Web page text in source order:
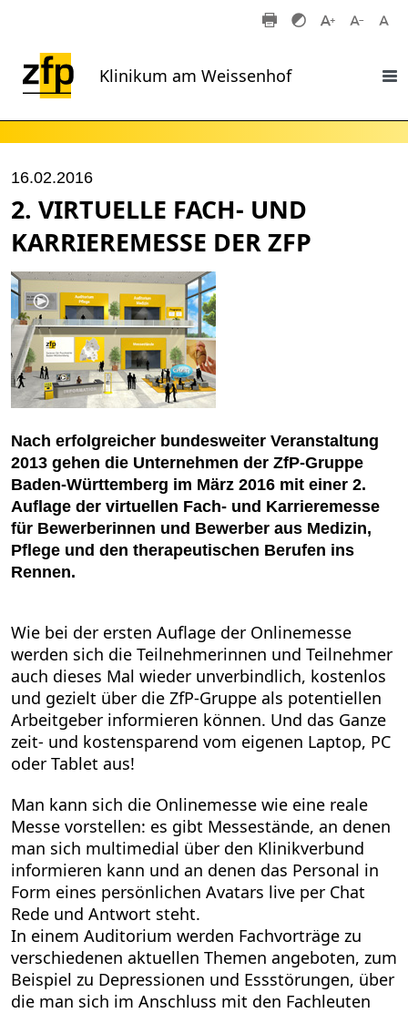
Klinikum am Weissenhof
16.02.2016
2. VIRTUELLE FACH- UND
KARRIEREMESSE DER ZFP
Nach erfolgreicher bundesweiter Veranstaltung
2013 gehen die Unternehmen der ZfP-Gruppe
Baden-Württemberg im März 2016 mit einer 2.
Auflage der virtuellen Fach- und Karrieremesse
für Bewerberinnen und Bewerber aus Medizin,
Pflege und den therapeutischen Berufen ins
Rennen.
Wie bei der ersten Auflage der Onlinemesse
werden sich die Teilnehmerinnen und Teilnehmer
auch dieses Mal wieder unverbindlich, kostenlos
und gezielt über die ZfP-Gruppe als potentiellen
Arbeitgeber informieren können. Und das Ganze
zeit- und kostensparend vom eigenen Laptop, PC
oder Tablet aus!
Man kann sich die Onlinemesse wie eine reale
Messe vorstellen: es gibt Messestände, an denen
man sich multimedial über den Klinikverbund
informieren kann und an denen das Personal in
Form eines persönlichen Avatars live per Chat
Rede und Antwort steht.
In einem Auditorium werden Fachvorträge zu
verschiedenen aktuellen Themen angeboten, zum
Beispiel zu Depressionen und Essstörungen, über
die man sich im Anschluss mit den Fachleuten